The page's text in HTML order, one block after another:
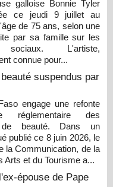
galloise Bonnie Tyler
ce jeudi 9 juillet au
de 75 ans, selon une
par sa famille sur les
sociaux. L'artiste,
connue pour...
suspendus par
engage une refonte
réglementaire des
de beauté. Dans un
publié ce 8 juin 2026, le
la Communication, de la
Arts et du Tourisme a...
épouse de Pape